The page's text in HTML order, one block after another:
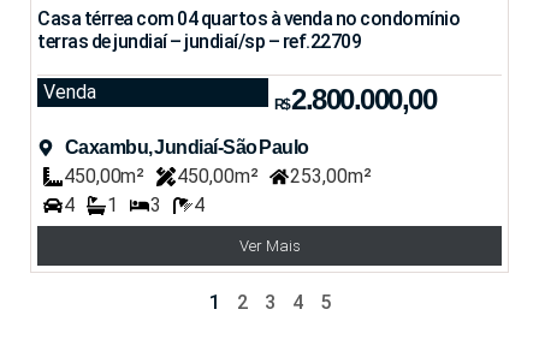
Casa térrea com 04 quartos à venda no condomínio
terras de jundiaí – jundiaí/sp – ref.22709
Venda
R$2.800.000,00
Caxambu, Jundiaí-São Paulo
450,00m² 450,00m²
253,00m²
4
1 3 4
Ver Mais
1 2 3 4 5